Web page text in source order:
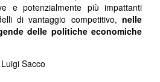
e potenzialmente più impattanti
di vantaggio competitivo, nelle
delle politiche economiche
Sacco